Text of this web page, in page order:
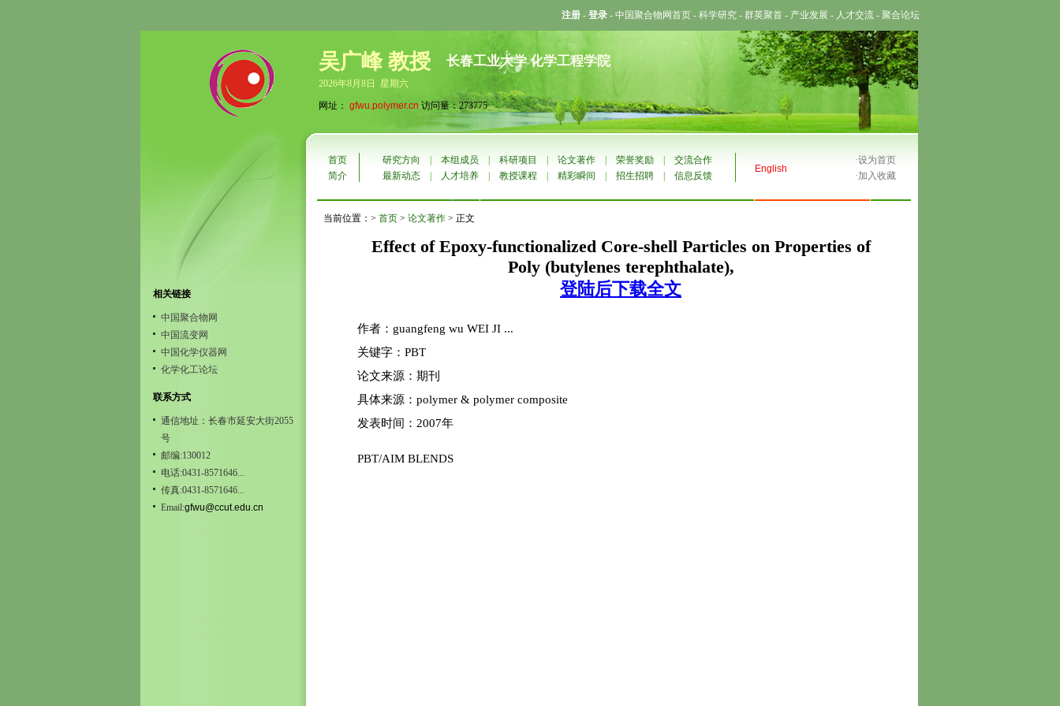
注册 - 登录 - 中国聚合物网首页 - 科学研究 - 群英聚首 - 产业发展 - 人才交流 - 聚合论坛
吴广峰 教授 长春工业大学 化学工程学院
2026年8月8日 星期六
网址： gfwu.polymer.cn 访问量：273775
相关链接
中国聚合物网
中国流变网
中国化学仪器网
化学化工论坛
联系方式
通信地址：长春市延安大街2055
号
邮编:130012
电话:0431-8571646...
传真:0431-8571646...
Email:gfwu@ccut.edu.cn
首页 研究方向 本组成员 科研项目 论文著作 荣誉奖励 交流合作
English
·设为首页
简介
最新动态 人才培养 教授课程 精彩瞬间 招生招聘 信息反馈 ·加入收藏
当前位置：> 首页 > 论文著作 > 正文
Effect of Epoxy-functionalized Core-shell Particles on Properties of
Poly (butylenes terephthalate),
登陆后下载全文
作者：guangfeng wu WEI JI ...
关键字：PBT
论文来源：期刊
具体来源：polymer & polymer composite
发表时间：2007年
PBT/AIM BLENDS